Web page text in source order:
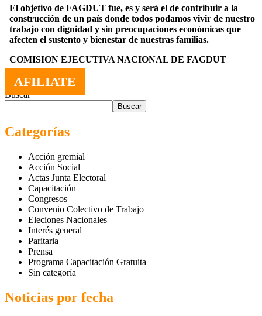
El objetivo de FAGDUT fue, es y será el de contribuir a la
construcción de un país donde todos podamos vivir de nuestro
trabajo con dignidad y sin preocupaciones económicas que
afecten el sustento y bienestar de nuestras familias.
COMISION EJECUTIVA NACIONAL DE FAGDUT
AFILIATE
Buscar
Buscar
Categorías
Acción gremial
Acción Social
Actas Junta Electoral
Capacitación
Congresos
Convenio Colectivo de Trabajo
Eleciones Nacionales
Interés general
Paritaria
Prensa
Programa Capacitación Gratuita
Sin categoría
Noticias por fecha